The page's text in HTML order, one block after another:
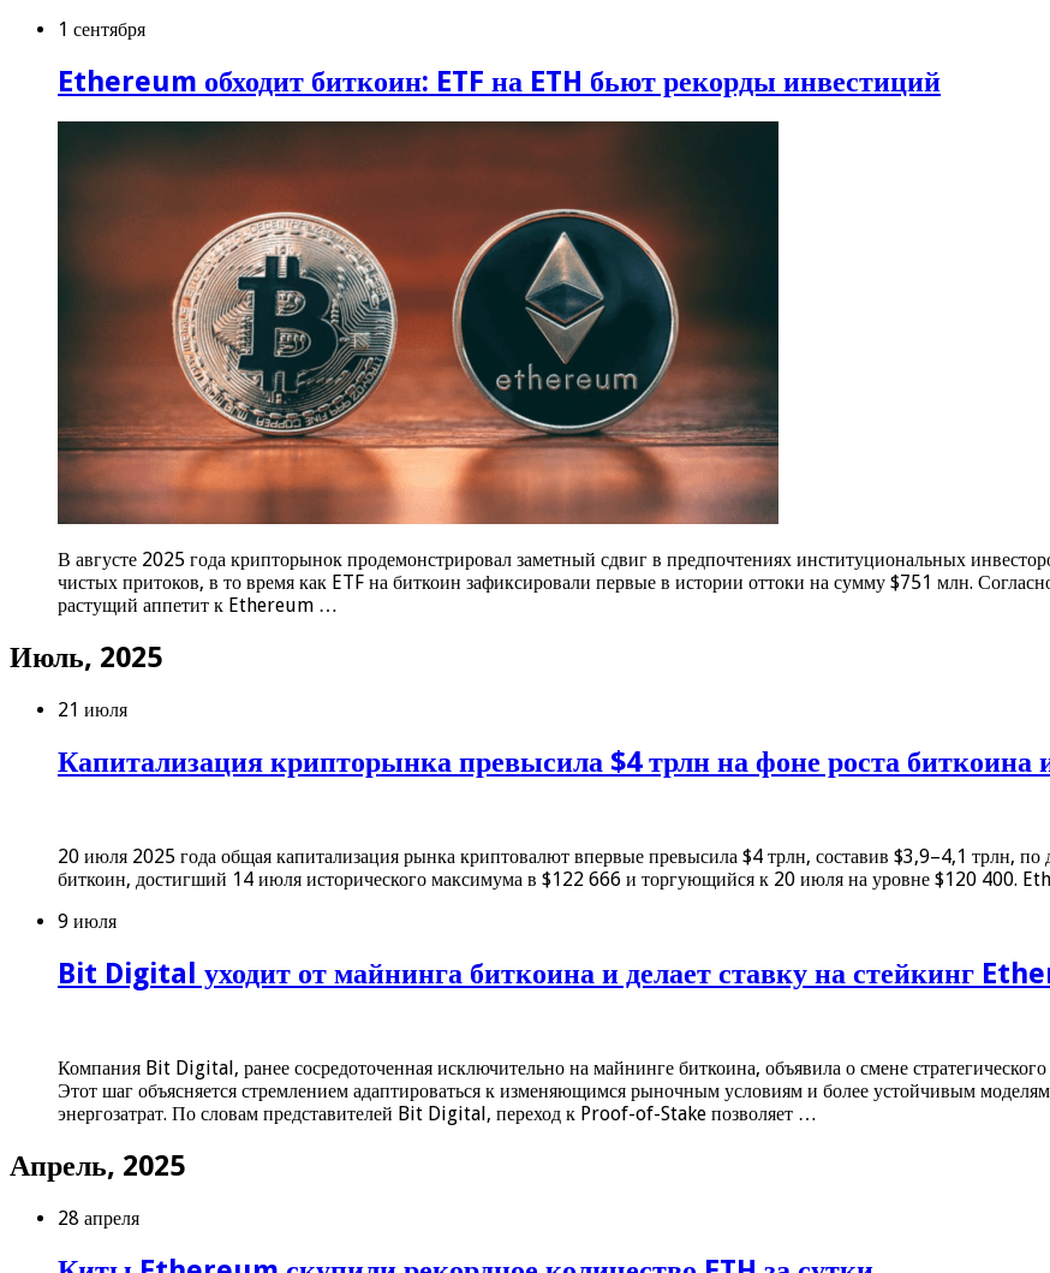
1 сентября
Ethereum обходит биткоин: ETF на ETH бьют рекорды инвестиций
В августе 2025 года крипторынок продемонстрировал заметный сдвиг в предпочтениях институциональных
чистых притоков, в то время как ETF на биткоин зафиксировали первые в истории оттоки на сумму $751 млн.
растущий аппетит к Ethereum …
Июль, 2025
21 июля
Капитализация крипторынка превысила $4 трлн на фоне роста
20 июля 2025 года общая капитализация рынка криптовалют впервые превысила $4 трлн, составив $3,9–4,1 трлн,
биткоин, достигший 14 июля исторического максимума в $122 666 и торгующийся к 20 июля на уровне $120 400.
9 июля
Bit Digital уходит от майнинга биткоина и делает ставку на стейкинг
Компания Bit Digital, ранее сосредоточенная исключительно на майнинге биткоина, объявила о смене
Этот шаг объясняется стремлением адаптироваться к изменяющимся рыночным условиям и более устойчивым
энергозатрат. По словам представителей Bit Digital, переход к Proof-of-Stake позволяет …
Апрель, 2025
28 апреля